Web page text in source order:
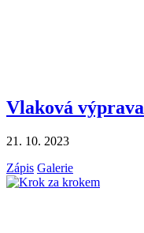
Vlaková výprava
21. 10. 2023
Zápis Galerie